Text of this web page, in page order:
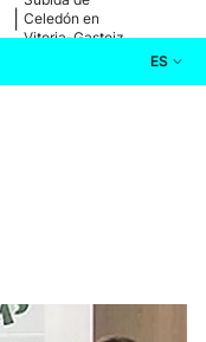
Celedón en
Vitoria-Gasteiz
ES